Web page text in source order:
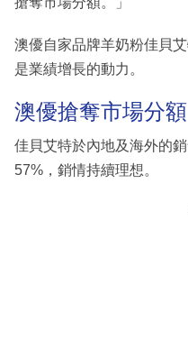
澳優自家品牌羊奶粉佳貝
是業績增長的動力。
澳優搶奪市場分額
佳貝艾特於內地及海外的
57%，銷情持續理想。